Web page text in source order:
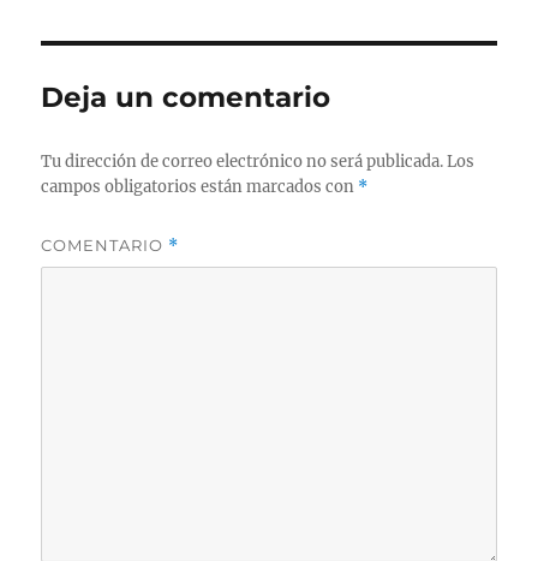
Deja un comentario
Tu dirección de correo electrónico no será publicada. Los
campos obligatorios están marcados con *
COMENTARIO *